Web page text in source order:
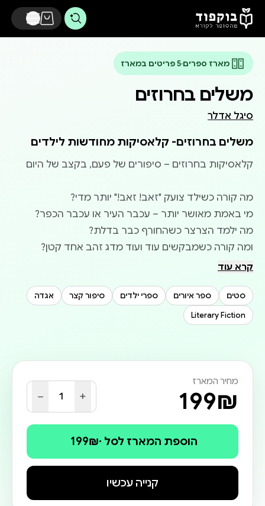
דלג לתוכן הראשי
מארז ספרים·5 פריטים במארז
משלים בחרוזים
סיגל אדלר
משלים בחרוזים- קלאסיקות מחודשות לילדים
המשלים והאגדות האהובים זוכים לעיבוד רענן ומלא חיים,
כל סיפור שוזר מסר ערכי עדין על יושר, אחריות, התמדה,
קרא עוד
סטים ספר איורים ספרי ילדים סיפור קצר
אגדה
Literary Fiction
מחיר המארז
199₪
− 1 +
הוספת המארז לסל ·
199₪
קנייה עכשיו